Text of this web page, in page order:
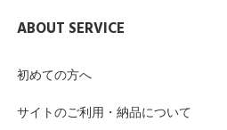
ABOUT SERVICE
初めての方へ
サイトのご利用・納品について